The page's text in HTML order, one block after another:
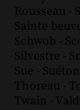
Rousseau -
Sainte
Schwob -
Silvestre -
Sue -
Thoreau -
Twain -